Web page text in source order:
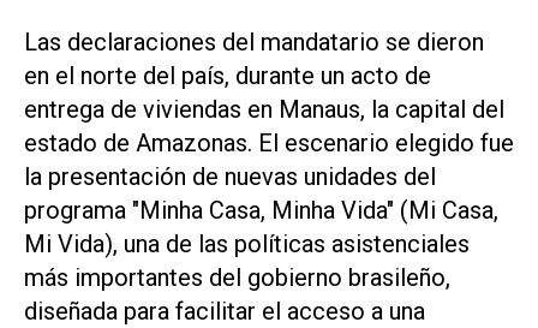
Las declaraciones del mandatario se dieron
en el norte del país, durante un acto de
entrega de viviendas en Manaus, la capital del
estado de Amazonas. El escenario elegido fue
la presentación de nuevas unidades del
programa "Minha Casa, Minha Vida" (Mi Casa,
Mi Vida), una de las políticas asistenciales
más importantes del gobierno brasileño,
diseñada para facilitar el acceso a una